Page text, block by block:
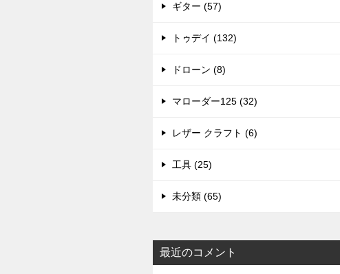
ギター (57)
トゥデイ (132)
ドローン (8)
マローダー125 (32)
レザー クラフト (6)
工具 (25)
未分類 (65)
最近のコメント